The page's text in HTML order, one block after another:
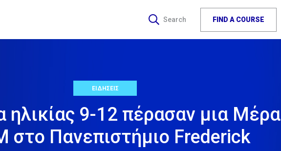
Search FIND A COURSE
ΕΙΔΗΣΕΙΣ
ηλικίας 9-12 πέρασαν μια Μέρα
στο Πανεπιστήμιο Frederick